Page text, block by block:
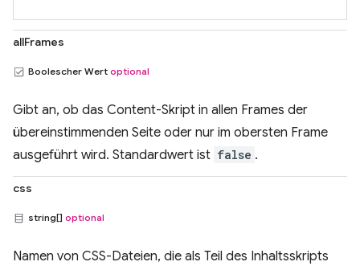
allFrames
Boolescher Wert optional
Gibt an, ob das Content-Skript in allen Frames der
übereinstimmenden Seite oder nur im obersten Frame
ausgeführt wird. Standardwert ist false .
css
string[] optional
Namen von CSS-Dateien, die als Teil des Inhaltsskripts